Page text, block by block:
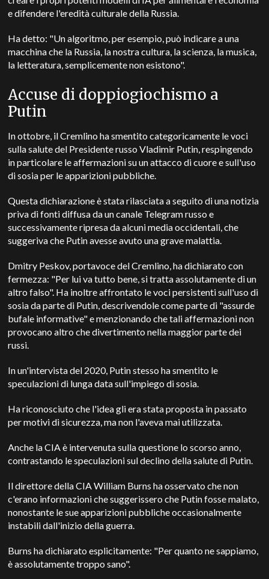
e difendere l'eredità culturale della Russia.
Ha detto: "Un algoritmo, per esempio, può indicare a una
macchina che la Russia, la nostra cultura, la scienza, la musica,
la letteratura, semplicemente non esistono".
Accuse di doppiogiochismo a
Putin
In ottobre, il Cremlino ha smentito categoricamente le voci
sulla salute del Presidente russo Vladimir Putin, respingendo
in particolare le affermazioni su un attacco di cuore e sull'uso
di sosia per le apparizioni pubbliche.
Questa dichiarazione è stata rilasciata a seguito di una notizia
priva di fonti diffusa da un canale Telegram russo e
successivamente ripresa da alcuni media occidentali, che
suggeriva che Putin avesse avuto una grave malattia.
Dmitry Peskov, portavoce del Cremlino, ha dichiarato con
fermezza: "Per lui va tutto bene, si tratta assolutamente di un
altro falso". Ha inoltre affrontato le voci persistenti sull'uso di
sosia da parte di Putin, descrivendole come parte di "assurde
bufale informative" e menzionando che tali affermazioni non
provocano altro che divertimento nella maggior parte dei
russi.
In un'intervista del 2020, Putin stesso ha smentito le
speculazioni di lunga data sull'impiego di sosia.
Ha riconosciuto che l'idea gli era stata proposta in passato
per motivi di sicurezza, ma non l'aveva mai utilizzata.
Anche la CIA è intervenuta sulla questione lo scorso anno,
contrastando le speculazioni sul declino della salute di Putin.
Il direttore della CIA William Burns ha osservato che non
c'erano informazioni che suggerissero che Putin fosse malato,
nonostante le sue apparizioni pubbliche occasionalmente
instabili dall'inizio della guerra.
Burns ha dichiarato esplicitamente: "Per quanto ne sappiamo,
è assolutamente troppo sano".